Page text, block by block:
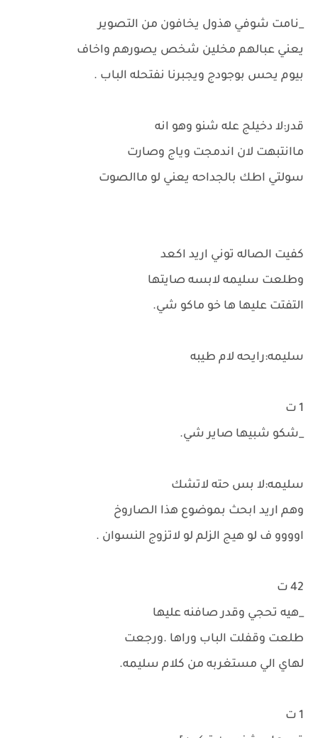
_نامت شوفي هذول يخافون من التصوير
يعني عبالهم مخلين شخص يصورهم واخاف
بيوم يحس بوجودج ويجبرنا نفتحله الباب .
قدر:لا دخيلج عله شنو وهو انه
ماانتبهت لان اندمجت وياج وصارت
سولتي اطك بالجداحه يعني لو ماالصوت
كفيت الصاله توني اريد اكعد
وطلعت سليمه لابسه صايتها
التفتت عليها ها خو ماكو شي.
سليمه:رايحه لام طيبه
1 ت
_شكو شبيها صاير شي.
سليمه:لا بس حته لاتشك
وهم اريد ابحث بموضوع هذا الصاروخ
اوووو ف لو هيج الزلم لو لاتزوج النسوان .
42 ت
_هيه تحجي وقدر صافنه عليها
طلعت وقفلت الباب وراها .ورجعت
لهاي الي مستغربه من كلام سليمه.
1 ت